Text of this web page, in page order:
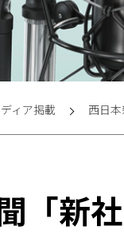
ィア掲載 西日
「新